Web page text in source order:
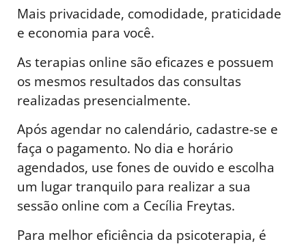
Mais privacidade, comodidade, praticidade
e economia para você.
As terapias online são eficazes e possuem
os mesmos resultados das consultas
realizadas presencialmente.
Após agendar no calendário, cadastre-se e
faça o pagamento. No dia e horário
agendados, use fones de ouvido e escolha
um lugar tranquilo para realizar a sua
sessão online com a Cecília Freytas.
Para melhor eficiência da psicoterapia, é